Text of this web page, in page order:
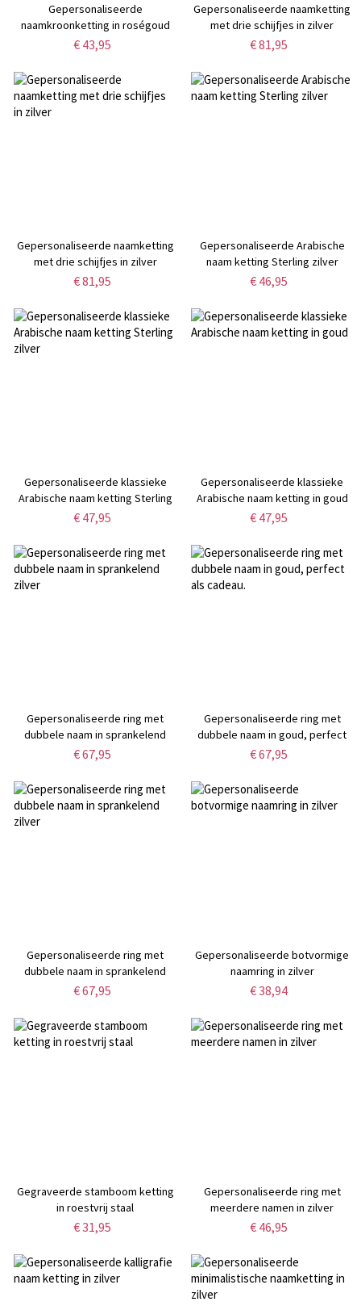
Gepersonaliseerde
naamkroonketting in roségoud
€ 43,95
Gepersonaliseerde naamketting
met drie schijfjes in zilver
€ 81,95
Gepersonaliseerde naamketting
met drie schijfjes in zilver
€ 81,95
Gepersonaliseerde Arabische
naam ketting Sterling zilver
€ 46,95
Gepersonaliseerde klassieke
Arabische naam ketting Sterling
zilver
€ 47,95
Gepersonaliseerde klassieke
Arabische naam ketting in goud
€ 47,95
Gepersonaliseerde ring met
dubbele naam in sprankelend
zilver
€ 67,95
Gepersonaliseerde ring met
dubbele naam in goud, perfect
als cadeau.
€ 67,95
Gepersonaliseerde ring met
dubbele naam in sprankelend
zilver
€ 67,95
Gepersonaliseerde botvormige
naamring in zilver
€ 38,94
Gegraveerde stamboom ketting
in roestvrij staal
€ 31,95
Gepersonaliseerde ring met
meerdere namen in zilver
€ 46,95